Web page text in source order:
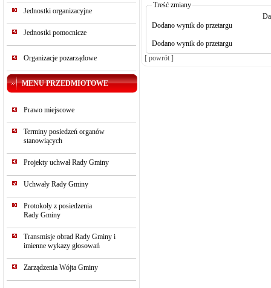
Jednostki organizacyjne
Jednostki pomocnicze
Organizacje pozarządowe
MENU PRZEDMIOTOWE
Prawo miejscowe
Terminy posiedzeń organów
stanowiących
Projekty uchwał Rady Gminy
Uchwały Rady Gminy
Protokoły z posiedzenia
Rady Gminy
Transmisje obrad Rady Gminy i
imienne wykazy głosowań
Zarządzenia Wójta Gminy
Treść zmiany
Dodano wynik do przetargu
Dodano wynik do przetargu
[ powrót ]